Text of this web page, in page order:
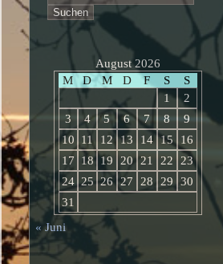
nach:
August 2026
M
D M D F S
S
1
2
3
4 5 6 7 8
9
10
11 12 13 14 15
16
17
18 19 20 21 22
23
24 25 26 27 28 29
30
31
« Juni